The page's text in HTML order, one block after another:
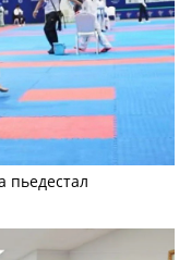
пьедестал